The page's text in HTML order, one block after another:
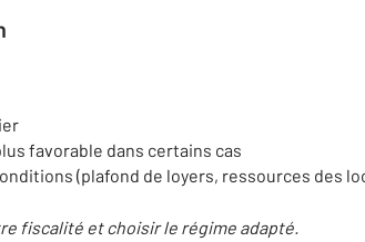
favorable dans certains cas
(plafond de loyers, ressources des
fiscalité et choisir le régime adapté.